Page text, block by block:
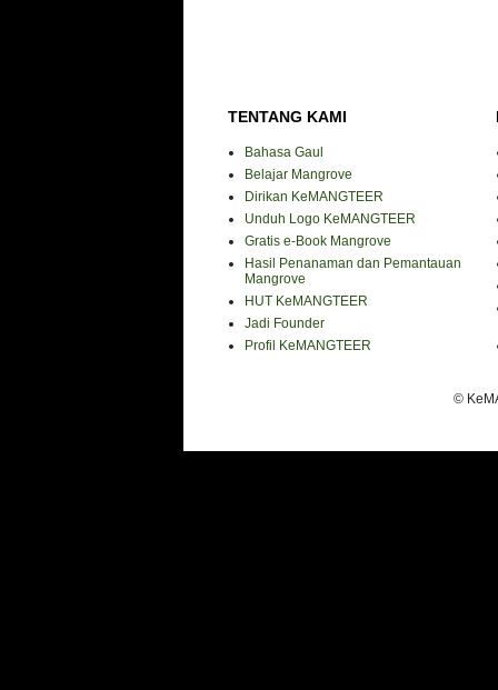
TENTANG KAMI
Bahasa Gaul
Belajar Mangrove
Dirikan KeMANGTEER
Unduh Logo KeMANGTEER
Gratis e-Book Mangrove
Hasil Penanaman dan Pemantauan
Mangrove
HUT KeMANGTEER
Jadi Founder
Profil KeMANGTEER
©